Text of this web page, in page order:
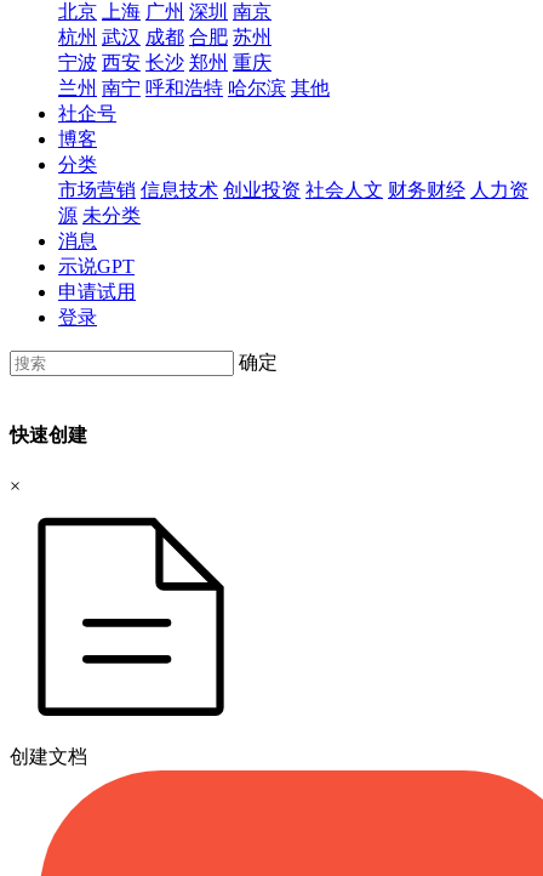
北京
上海 广州 深圳 南京
杭州 武汉 成都 合肥 苏州
宁波 西安 长沙 郑州 重庆
兰州 南宁 呼和浩特 哈尔滨 其他
社企号
博客
分类
市场营销 信息技术 创业投资 社会人文 财务财经 人力资
源 未分类
消息
示说GPT
申请试用
登录
确定
快速创建
×
创建文档